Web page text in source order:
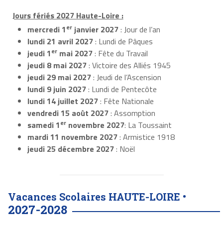
Jours fériés 2027 Haute-Loire :
mercredi 1er janvier 2027: Jour de l’an
lundi 21 avril 2027: Lundi de Pâques
jeudi 1er mai 2027: Fête du Travail
jeudi 8 mai 2027: Victoire des Alliés 1945
jeudi 29 mai 2027: Jeudi de l’Ascension
lundi 9 juin 2027: Lundi de Pentecôte
lundi 14 juillet 2027: Fête Nationale
vendredi 15 août 2027: Assomption
samedi 1er novembre 2027: La Toussaint
mardi 11 novembre 2027: Armistice 1918
jeudi 25 décembre 2027: Noël
Vacances Scolaires HAUTE-LOIRE •
2027-2028